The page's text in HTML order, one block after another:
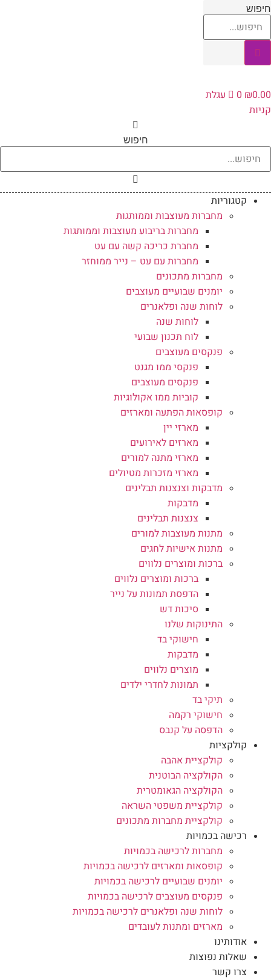
דלג
לתוכן
חיפוש
₪0.00
0
עגלת
קניות
חיפוש
קטגוריות
מחברות מעוצבות וממותגות
מחברות בריבוע מעוצבות וממותגות
מחברת כריכה קשה עם עט
מחברות עם עט – נייר ממוחזר
מחברות מתכונים
יומנים שבועיים מעוצבים
לוחות שנה ופלאנרים
לוחות שנה
לוח תכנון שבועי
פנקסים מעוצבים
פנקסי ממו מגנט
פנקסים מעוצבים
קוביות ממו אקולוגיות
קופסאות הפתעה ומארזים
מארזי יין
מארזים לאירועים
מארזי מתנה למורים
מארזי מזכרות מטיולים
מדבקות וצנצנות תבלינים
מדבקות
צנצנות תבלינים
מתנות מעוצבות למורים
מתנות אישיות לחגים
ברכות ומוצרים נלווים
ברכות ומוצרים נלווים
הדפסת תמונות על נייר
סיכות דש
התינוקות שלנו
חישוקי בד
מדבקות
מוצרים נלווים
תמונות לחדרי ילדים
תיקי בד
חישוקי רקמה
הדפסה על קנבס
קולקציות
קולקציית אהבה
הקולקציה הבוטנית
הקולקציה הגאומטרית
קולקציית משפטי השראה
קולקציית מחברות מתכונים
רכישה בכמויות
מחברות לרכישה בכמויות
קופסאות ומארזים לרכישה בכמויות
יומנים שבועיים לרכישה בכמויות
פנקסים מעוצבים לרכישה בכמויות
לוחות שנה ופלאנרים לרכישה בכמויות
מארזים ומתנות לעובדים
אודותינו
שאלות נפוצות
צרו קשר